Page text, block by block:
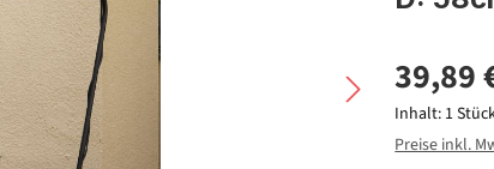
39,89
Inhalt: 1
Preise inkl.